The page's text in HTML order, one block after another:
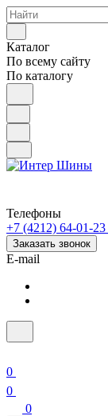
Каталог
По всему сайту
По каталогу
Телефоны
+7 (4212) 64-01-23
Заказать звонок
E-mail
0
0
0